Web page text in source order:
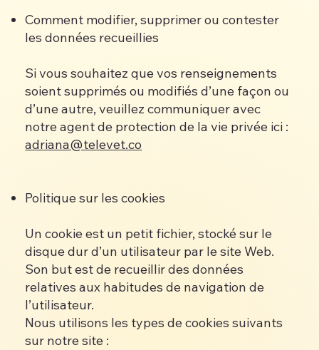
Comment modifier, supprimer ou contester
les données recueillies
Si vous souhaitez que vos renseignements
soient supprimés ou modifiés d’une façon ou
d’une autre, veuillez communiquer avec
notre agent de protection de la vie privée ici :
adriana@televet.co
Politique sur les cookies
Un cookie est un petit fichier, stocké sur le
disque dur d’un utilisateur par le site Web.
Son but est de recueillir des données
relatives aux habitudes de navigation de
l’utilisateur.
Nous utilisons les types de cookies suivants
sur notre site :